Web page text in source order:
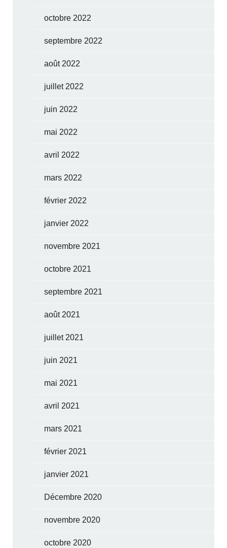
octobre 2022
septembre 2022
août 2022
juillet 2022
juin 2022
mai 2022
avril 2022
mars 2022
février 2022
janvier 2022
novembre 2021
octobre 2021
septembre 2021
août 2021
juillet 2021
juin 2021
mai 2021
avril 2021
mars 2021
février 2021
janvier 2021
Décembre 2020
novembre 2020
octobre 2020